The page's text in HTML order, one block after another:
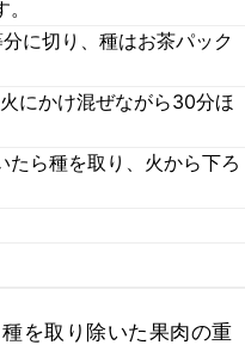
に切り、種はお茶パック
にかけ混ぜながら30分ほ
たら種を取り、火から下ろ
を取り除いた果肉の重